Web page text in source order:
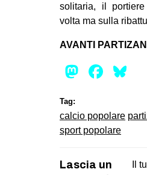
MEDIO
solitaria, il
volta ma sulla
AVANTI
Tag:
calcio popolare
sport popolare
Lascia un
Il